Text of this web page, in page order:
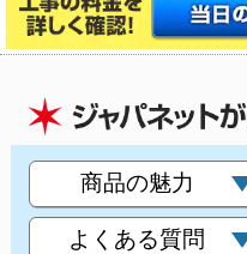
商品の魅力
よくある質問